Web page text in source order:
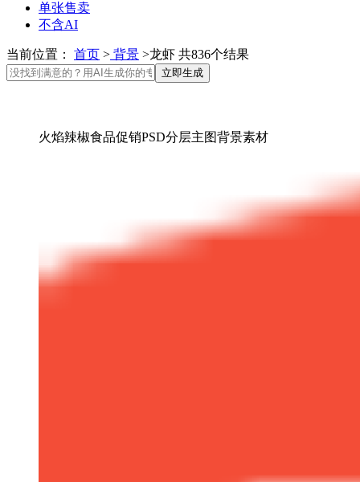
单张售卖
不含AI
当前位置： 首页 > 背景 >龙虾 共836个结果
立即生成
火焰辣椒食品促销PSD分层主图背景素材